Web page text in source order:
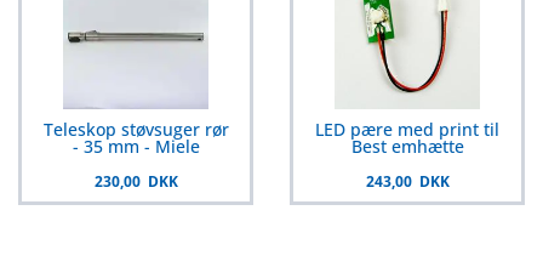
Teleskop støvsuger rør
- 35 mm - Miele
230,00 DKK
LED pære med print til
Best emhætte
243,00 DKK